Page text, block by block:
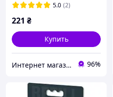
5.0 (2)
221 ₴
Купить
Интернет магазин "HELMON" 96%